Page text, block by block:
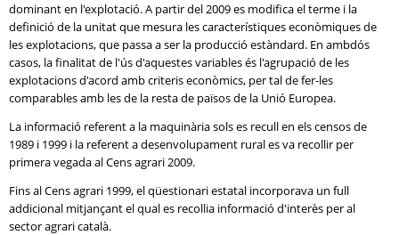
dominant en l'explotació. A partir del 2009 es modifica el terme i la
definició de la unitat que mesura les característiques econòmiques de
les explotacions, que passa a ser la producció estàndard. En ambdós
casos, la finalitat de l'ús d'aquestes variables és l'agrupació de les
explotacions d'acord amb criteris econòmics, per tal de fer-les
comparables amb les de la resta de països de la Unió Europea.
La informació referent a la maquinària sols es recull en els censos de
1989 i 1999 i la referent a desenvolupament rural es va recollir per
primera vegada al Cens agrari 2009.
Fins al Cens agrari 1999, el qüestionari estatal incorporava un full
addicional mitjançant el qual es recollia informació d'interès per al
sector agrari català.